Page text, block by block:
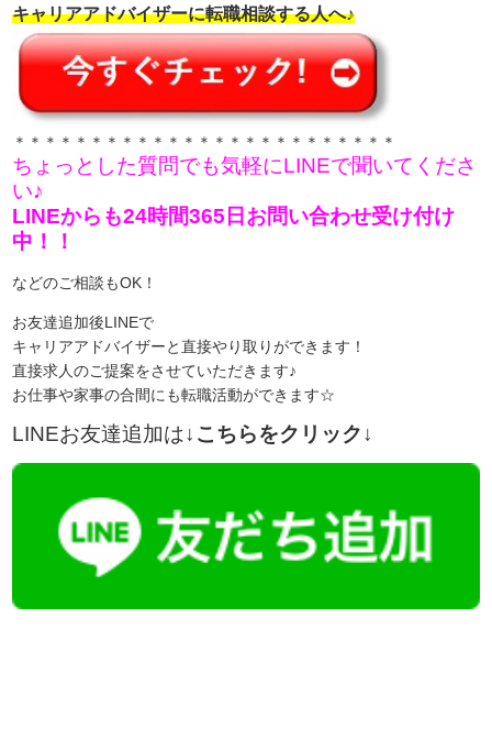
キャリアアドバイザーに転職相談する人へ♪
＊＊＊＊＊＊＊＊＊＊＊＊＊＊＊＊＊＊＊＊＊＊＊＊＊
ちょっとした質問でも気軽にLINEで聞いてくださ
い♪
LINEからも24時間365日お問い合わせ受け付け
中！！
などのご相談もOK！
お友達追加後LINEで
キャリアアドバイザーと直接やり取りができます！
直接求人のご提案をさせていただきます♪
お仕事や家事の合間にも転職活動ができます☆
LINEお友達追加は↓こちらをクリック↓